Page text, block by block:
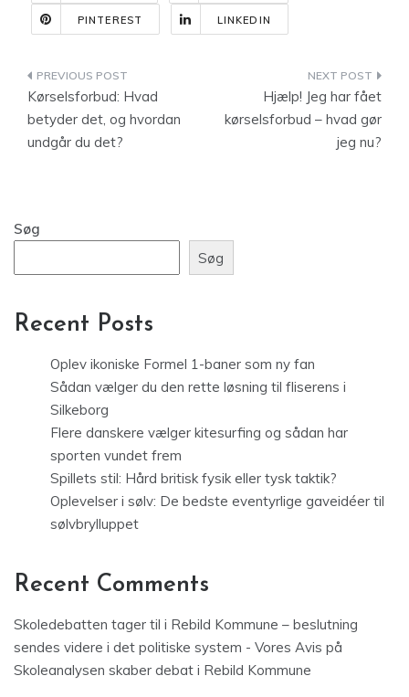
PINTEREST LINKEDIN
Indlægsnavigation
Kørselsforbud: Hvad
betyder det, og hvordan
undgår du det?
Hjælp! Jeg har fået
kørselsforbud – hvad gør
jeg nu?
Søg
Søg
Recent Posts
Oplev ikoniske Formel 1-baner som ny fan
Sådan vælger du den rette løsning til fliserens i
Silkeborg
Flere danskere vælger kitesurfing og sådan har
sporten vundet frem
Spillets stil: Hård britisk fysik eller tysk taktik?
Oplevelser i sølv: De bedste eventyrlige gaveidéer til
sølvbrylluppet
Recent Comments
Skoledebatten tager til i Rebild Kommune – beslutning
sendes videre i det politiske system - Vores Avis på
Skoleanalysen skaber debat i Rebild Kommune